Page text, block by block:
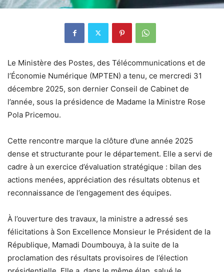
Le Ministère des Postes, des Télécommunications et de
l’Économie Numérique (MPTEN) a tenu, ce mercredi 31
décembre 2025, son dernier Conseil de Cabinet de
l’année, sous la présidence de Madame la Ministre Rose
Pola Pricemou.
Cette rencontre marque la clôture d’une année 2025
dense et structurante pour le département. Elle a servi de
cadre à un exercice d’évaluation stratégique : bilan des
actions menées, appréciation des résultats obtenus et
reconnaissance de l’engagement des équipes.
À l’ouverture des travaux, la ministre a adressé ses
félicitations à Son Excellence Monsieur le Président de la
République, Mamadi Doumbouya, à la suite de la
proclamation des résultats provisoires de l’élection